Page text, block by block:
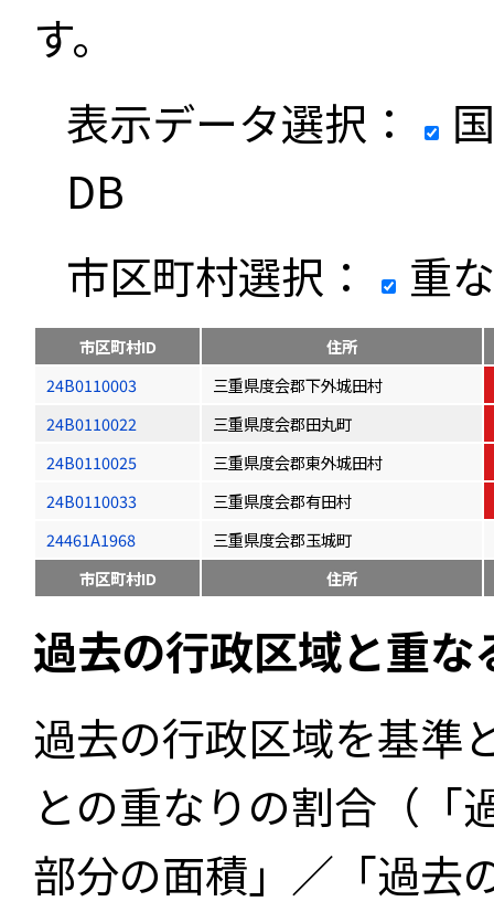
す。
表示データ選択：
DB
市区町村選択：
重
市区町村ID
住所
24B0110003
三重県度会郡下外城田村
24B0110022
三重県度会郡田丸町
24B0110025
三重県度会郡東外城田村
24B0110033
三重県度会郡有田村
24461A1968
三重県度会郡玉城町
市区町村ID
住所
過去の行政区域と重
過去の行政区域を基準
との重なりの割合（「
部分の面積」／「過去